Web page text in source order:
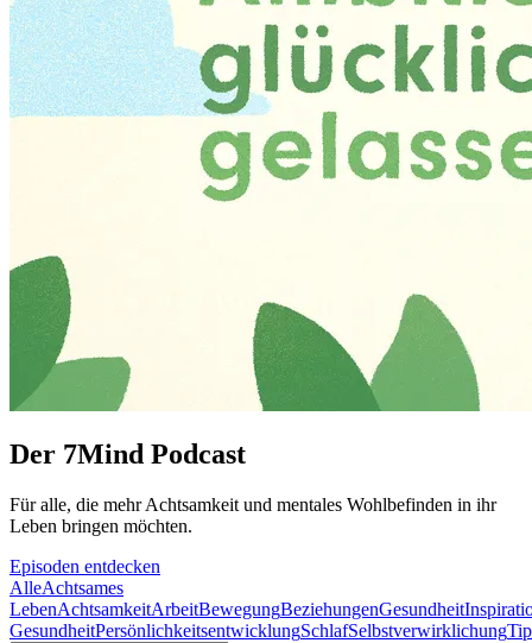
Der 7Mind Podcast
Für alle, die mehr Acht­sam­keit und mentales Wohlbefinden in ihr
Leben brin­gen möch­ten.
Episoden entdecken
AlleAchtsames
LebenAchtsamkeitArbeitBewegungBeziehungenGesundheit
GesundheitPersönlichkeitsentwicklungSchlafSelbstverwirklichung